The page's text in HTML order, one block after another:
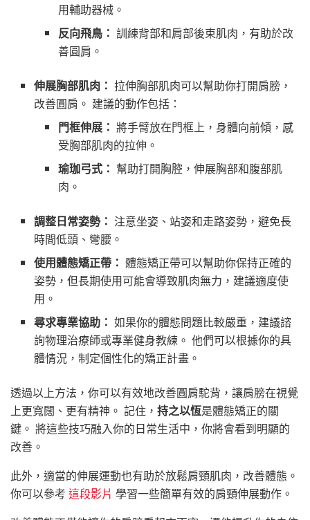
用輔助器械。
反向飛鳥： 訓練背部和肩部後束肌肉，有助於改
善圓肩。
伸展胸部肌肉： 拉伸胸部肌肉可以幫助你打開肩膀，
改善圓肩。 建議的動作包括：
門框伸展： 將手臂放在門框上，身體向前傾，感
受胸部肌肉的拉伸。
瑜珈弓式： 幫助打開胸腔，伸展胸部和腹部肌
肉。
調整日常姿勢： 注意坐姿、站姿和走路姿勢，避免長
時間低頭、彎腰。
使用體態矯正帶： 體態矯正帶可以幫助你保持正確的
姿勢，但長期使用可能會導致肌肉無力，建議適度使
用。
尋求專業協助： 如果你的體態問題比較嚴重，建議諮
詢物理治療師或專業健身教練。 他們可以根據你的具
體情況，制定個性化的矯正計畫。
透過以上方法，你可以有效地改善圓肩駝背，讓肩膀在視覺
上更寬闊、更有精神。 記住， 持之以恆是體態矯正的關
鍵。 將這些技巧融入你的日常生活中，你將會看到明顯的
改善。
此外，適當的伸展運動也有助於放鬆肩頸肌肉，改善體態。
你可以參考 這段影片 學習一些簡單有效的肩頸伸展動作。